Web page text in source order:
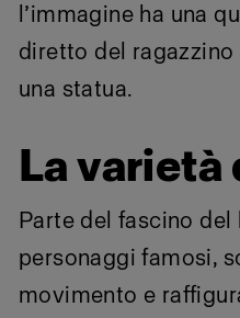
l’immagine ha una
diretto del ragazzino
una statua.
La varietà
Parte del fascino
personaggi famosi,
movimento e